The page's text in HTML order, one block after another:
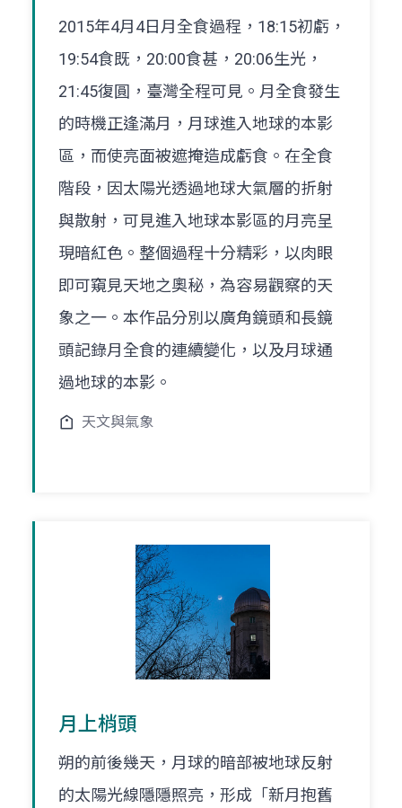
2015年4月4日月全食過程，18:15初虧，
19:54食既，20:00食甚，20:06生光，
21:45復圓，臺灣全程可見。月全食發生
的時機正逢滿月，月球進入地球的本影
區，而使亮面被遮掩造成虧食。在全食
階段，因太陽光透過地球大氣層的折射
與散射，可見進入地球本影區的月亮呈
現暗紅色。整個過程十分精彩，以肉眼
即可窺見天地之奧秘，為容易觀察的天
象之一。本作品分別以廣角鏡頭和長鏡
頭記錄月全食的連續變化，以及月球通
過地球的本影。
天文與氣象
月上梢頭
朔的前後幾天，月球的暗部被地球反射
的太陽光線隱隱照亮，形成「新月抱舊